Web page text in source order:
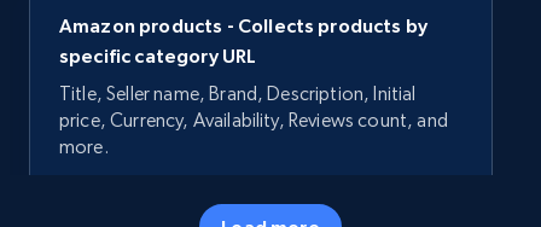
Amazon products - Collects products by
specific category URL
Title, Seller name, Brand, Description, Initial
price, Currency, Availability, Reviews count, and
more.
5.7K+ Jetzt anfangen